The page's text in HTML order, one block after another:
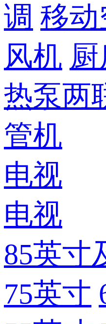
调 移动
风机
热泵两
管机
电视
电视
85英寸
75英寸